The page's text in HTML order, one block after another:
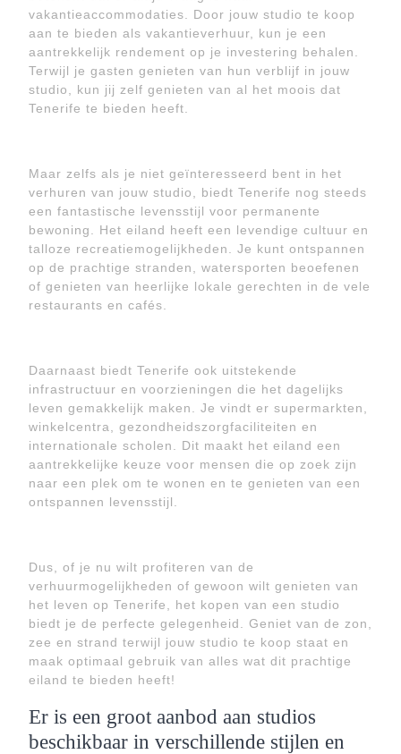
vakantieaccommodaties. Door jouw studio te koop
aan te bieden als vakantieverhuur, kun je een
aantrekkelijk rendement op je investering behalen.
Terwijl je gasten genieten van hun verblijf in jouw
studio, kun jij zelf genieten van al het moois dat
Tenerife te bieden heeft.
Maar zelfs als je niet geïnteresseerd bent in het
verhuren van jouw studio, biedt Tenerife nog steeds
een fantastische levensstijl voor permanente
bewoning. Het eiland heeft een levendige cultuur en
talloze recreatiemogelijkheden. Je kunt ontspannen
op de prachtige stranden, watersporten beoefenen
of genieten van heerlijke lokale gerechten in de vele
restaurants en cafés.
Daarnaast biedt Tenerife ook uitstekende
infrastructuur en voorzieningen die het dagelijks
leven gemakkelijk maken. Je vindt er supermarkten,
winkelcentra, gezondheidszorgfaciliteiten en
internationale scholen. Dit maakt het eiland een
aantrekkelijke keuze voor mensen die op zoek zijn
naar een plek om te wonen en te genieten van een
ontspannen levensstijl.
Dus, of je nu wilt profiteren van de
verhuurmogelijkheden of gewoon wilt genieten van
het leven op Tenerife, het kopen van een studio
biedt je de perfecte gelegenheid. Geniet van de zon,
zee en strand terwijl jouw studio te koop staat en
maak optimaal gebruik van alles wat dit prachtige
eiland te bieden heeft!
Er is een groot aanbod aan studios
beschikbaar in verschillende stijlen en